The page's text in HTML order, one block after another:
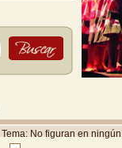
Tema: No figuran en